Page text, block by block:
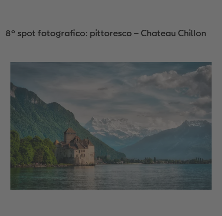
8° spot fotografico: pittoresco – Chateau Chillon